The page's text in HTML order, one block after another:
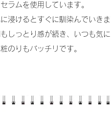
ラムを使用しています。
浸けるとすぐに馴染んでいきま
しっとり感が続き、いつも気
のりもバッチリです。